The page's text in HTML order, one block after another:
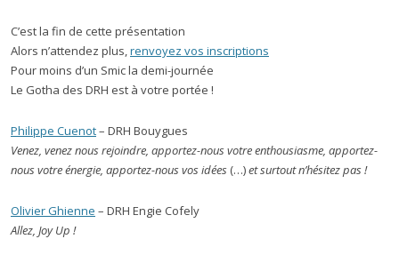
C’est la fin de cette présentation
Alors n’attendez plus,renvoyez vos inscriptions
Pour moins d’un Smic la demi-journée
Le Gotha des DRH est à votre portée !
Philippe Cuenot– DRH Bouygues
Venez, venez nous rejoindre, apportez-nous votre enthousiasme, apportez-
nous votre énergie, apportez-nous vos idées (…)et surtout n’hésitez pas !
Olivier Ghienne – DRH Engie Cofely
Allez, Joy Up !